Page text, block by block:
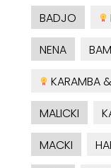
BADJO
NENA
KARAMBA
MALICKI
MACKI